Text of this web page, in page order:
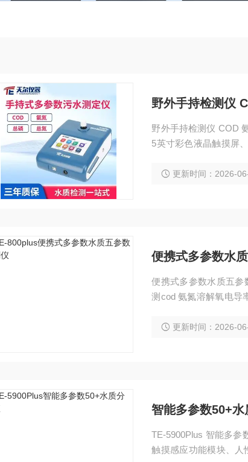
野外手持检测仪
野外手持检测仪 COD
5英寸彩色液晶触摸屏
更新时间：2026-
便携式多参数水
便携式多参数水质五参
测cod 氨氮溶解氧电导
更新时间：2026-
智能多参数50+水
TE-5900Plus 智能多参
触摸感应功能模块、人